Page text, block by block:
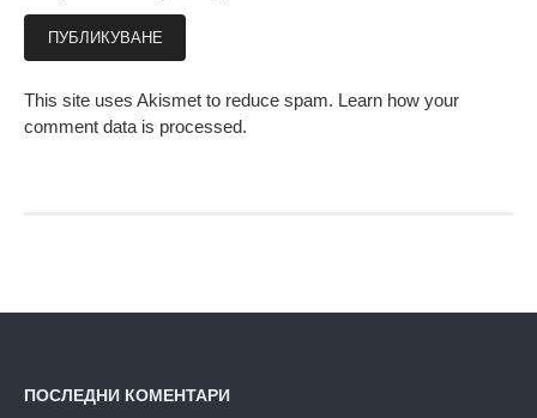
This site uses Akismet to reduce spam. Learn how your
comment data is processed.
ПОСЛЕДНИ КОМЕНТАРИ